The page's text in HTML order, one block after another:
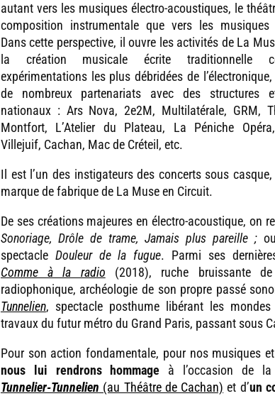
autant vers les musiques électro-acoustiques, le
composition instrumentale que vers les musiques
Dans cette perspective, il ouvre les activités de La
la création musicale écrite traditionnelle
expérimentations les plus débridées de
de nombreux partenariats avec des structures
nationaux : Ars Nova, 2e2M, Multilatérale, GRM,
Montfort, L’Atelier du Plateau, La Péniche
Villejuif, Cachan, Mac de Créteil, etc.
Il est l’un des instigateurs des concerts sous
marque de fabrique de La Muse en Circuit.
De ses créations majeures en électro-acoustique, on
Sonoriage, Drôle de trame, Jamais plus pareille ;
spectacle Douleur de la fugue. Parmi ses
Comme à la radio (2018), ruche bruissante
radiophonique, archéologie de son propre passé
Tunnelien, spectacle posthume libérant les mondes
travaux du futur métro du Grand Paris, passant sous
Pour son action fondamentale, pour nos musiques
nous lui rendrons hommage à l’occasion de
Tunnelier-Tunnelien (au Théâtre de Cachan) et d’un